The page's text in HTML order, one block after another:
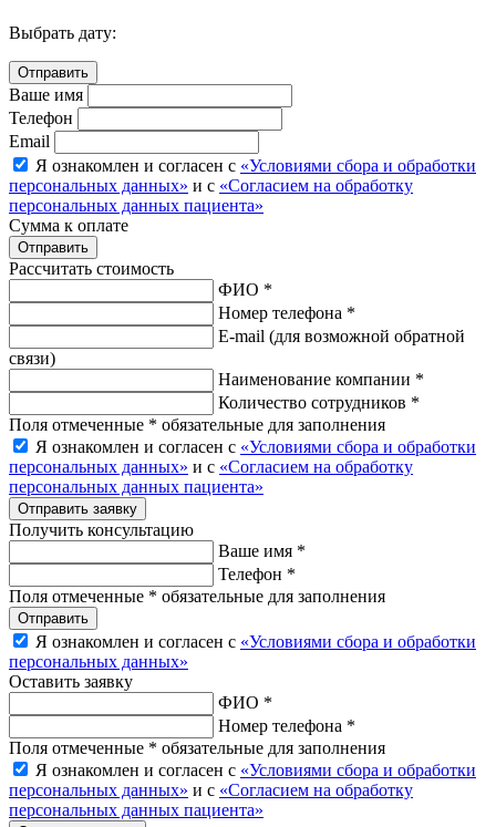
Выбрать дату:
Ваше имя
Телефон
Email
Я ознакомлен и согласен с «Условиями сбора и обработки
персональных данных» и с «Согласием на обработку
персональных данных пациента»
Сумма к оплате
Рассчитать стоимость
ФИО *
Номер телефона *
E-mail (для возможной обратной
связи)
Наименование компании *
Количество сотрудников *
Поля отмеченные * обязательные для заполнения
Я ознакомлен и согласен с «Условиями сбора и обработки
персональных данных» и с «Согласием на обработку
персональных данных пациента»
Отправить заявку
Получить консультацию
Ваше имя *
Телефон *
Поля отмеченные * обязательные для заполнения
Отправить
Я ознакомлен и согласен с «Условиями сбора и обработки
персональных данных»
Оставить заявку
ФИО *
Номер телефона *
Поля отмеченные * обязательные для заполнения
Я ознакомлен и согласен с «Условиями сбора и обработки
персональных данных» и с «Согласием на обработку
персональных данных пациента»